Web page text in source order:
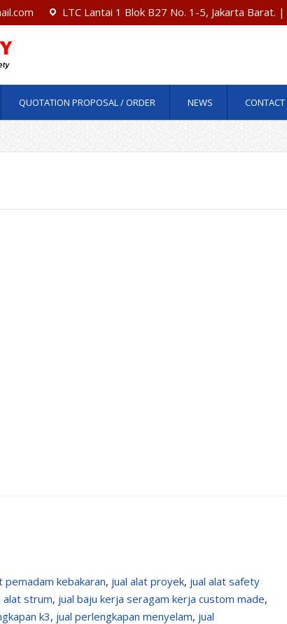
LTC Lantai 1 Blok B27 No. 1-5, Jakarta
QUOTATION PROPOSAL / ORDER NEWS CONTACT
pemadam kebakaran, jual alat proyek, jual alat safety
alat strum, jual baju kerja seragam kerja custom made,
k3, jual perlengkapan menyelam, jual